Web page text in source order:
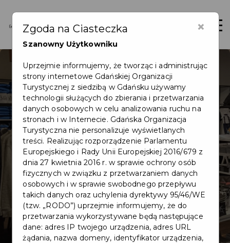
Współpraca
komisowa
Współpraca w modelu komisowym to
doskonały sposób na wzbogacenie swojej
oferty. Dowiedz się, jakie produkty możesz
sprzedawać, jak wygląda proces
dołączenia oraz jakie korzyści czekają na
partnerów - od promocji po dedykowane
gadżety z Gdańska.
×
Zgoda na Ciasteczka
Szanowny Użytkowniku
Uprzejmie informujemy, że tworząc i administrując
strony internetowe Gdańskiej Organizacji
Turystycznej z siedzibą w Gdańsku używamy
technologii służących do zbierania i przetwarzania
danych osobowych w celu analizowania ruchu na
stronach i w Internecie. Gdańska Organizacja
Turystyczna nie personalizuje wyświetlanych
treści. Realizując rozporządzenie Parlamentu
Europejskiego i Rady Unii Europejskiej 2016/679 z
dnia 27 kwietnia 2016 r. w sprawie ochrony osób
fizycznych w związku z przetwarzaniem danych
osobowych i w sprawie swobodnego przepływu
takich danych oraz uchylenia dyrektywy 95/46/WE
(tzw. „RODO”) uprzejmie informujemy, że do
przetwarzania wykorzystywane będą następujące
dane: adres IP twojego urządzenia, adres URL
żądania, nazwa domeny, identyfikator urządzenia,